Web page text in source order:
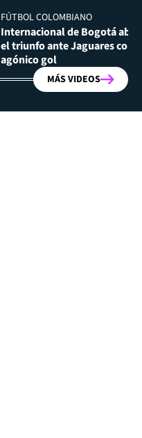
FÚTBOL COLOMBIANO
Internacional de Bogotá
el triunfo ante Jaguares con
agónico gol
MÁS VIDEOS